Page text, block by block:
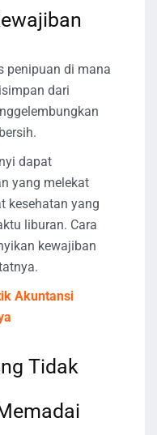
penipuan di mana
dari
dapat
yang melekat
kesehatan yang
liburan. Cara
kewajiban
Akuntansi
Tidak